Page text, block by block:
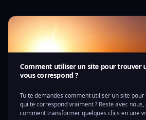
Comment utiliser un site pour trouver
vous correspond ?
Tu te demandes comment utiliser un site
qui te correspond vraiment ? Reste avec
comment transformer quelques clics en une